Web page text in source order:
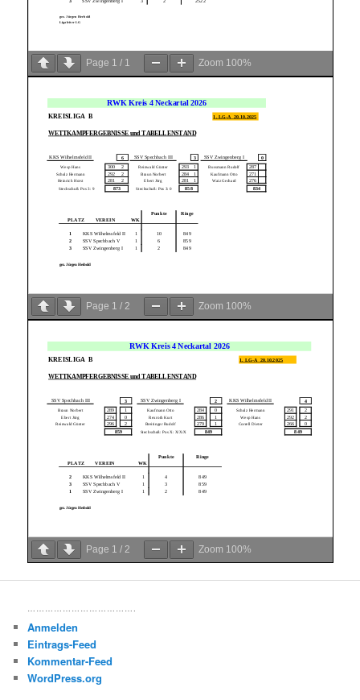
Page 1 / 1 Zoom 100%
Page 1 /2 Zoom 100%
Page 1 / 2 Zoom 100%
……………………………….
Anmelden
Eintrags-Feed
Kommentar-Feed
WordPress.org